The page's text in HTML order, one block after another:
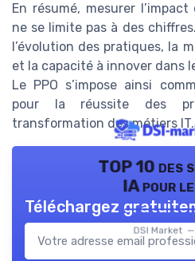
En résumé, mesurer
ne se limite pas à des
l’évolution des pratiques, la
et la capacité à innover dans
Le PPO s’impose ainsi
pour la réussite des
transformation des métiers IT.
TOP 10 des
IA pour
DSI Market —
Téléchargez